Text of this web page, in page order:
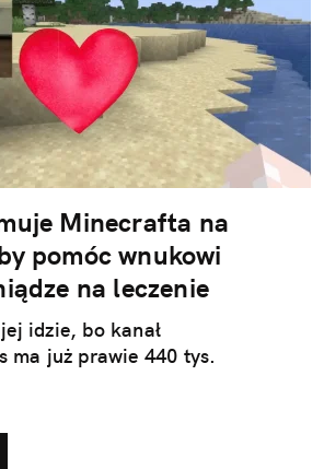
Minecrafta na
pomóc wnukowi
na leczenie
idzie, bo kanał
ma już prawie 440 tys.